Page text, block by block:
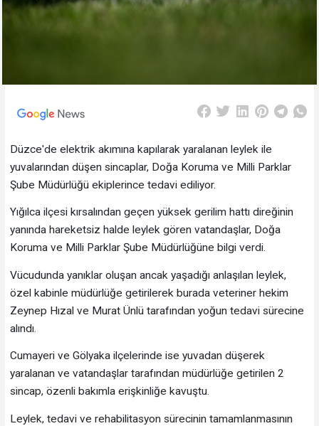
Düzce'de elektrik akımına kapılarak yaralanan leylek ile
yuvalarından düşen sincaplar, Doğa Koruma ve Milli Parklar
Şube Müdürlüğü ekiplerince tedavi ediliyor.
Yığılca ilçesi kırsalından geçen yüksek gerilim hattı direğinin
yanında hareketsiz halde leylek gören vatandaşlar, Doğa
Koruma ve Milli Parklar Şube Müdürlüğüne bilgi verdi.
Vücudunda yanıklar oluşan ancak yaşadığı anlaşılan leylek,
özel kabinle müdürlüğe getirilerek burada veteriner hekim
Zeynep Hızal ve Murat Ünlü tarafından yoğun tedavi sürecine
alındı.
Cumayeri ve Gölyaka ilçelerinde ise yuvadan düşerek
yaralanan ve vatandaşlar tarafından müdürlüğe getirilen 2
sincap, özenli bakımla erişkinliğe kavuştu.
Leylek, tedavi ve rehabilitasyon sürecinin tamamlanmasının